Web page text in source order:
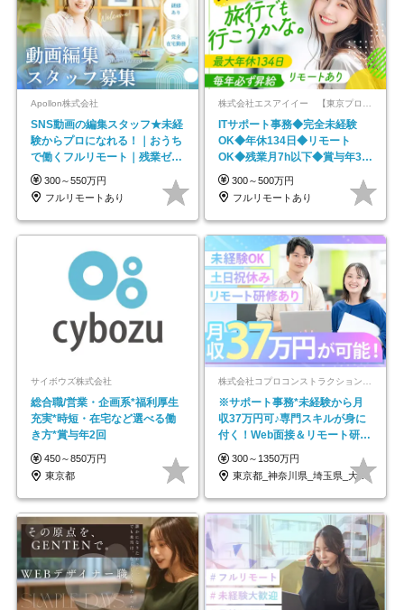
Apollon株式会社
SNS動画の編集スタッフ★未経
験からプロになれる！｜おうち
で働くフルリモート｜残業ゼロ
で18時退勤◎
300～550万円
フルリモートあり
ITサポート事務◆完全未経験
OK◆年休134日◆リモート
OK◆残業月7h以下◆賞与年3回
◆5年目まで必ず昇給
300～500万円
フルリモートあり
サイボウズ株式会社
総合職/営業・企画系*福利厚生
充実*時短・在宅など選べる働
き方*賞与年2回
450～850万円
東京都
※サポート事務*未経験から月
収37万円可♪専門スキルが身に
付く！Web面接＆リモート研修
も充実♪/a
300～1350万円
東京都_神奈川県_埼玉県_大阪府_愛知県…